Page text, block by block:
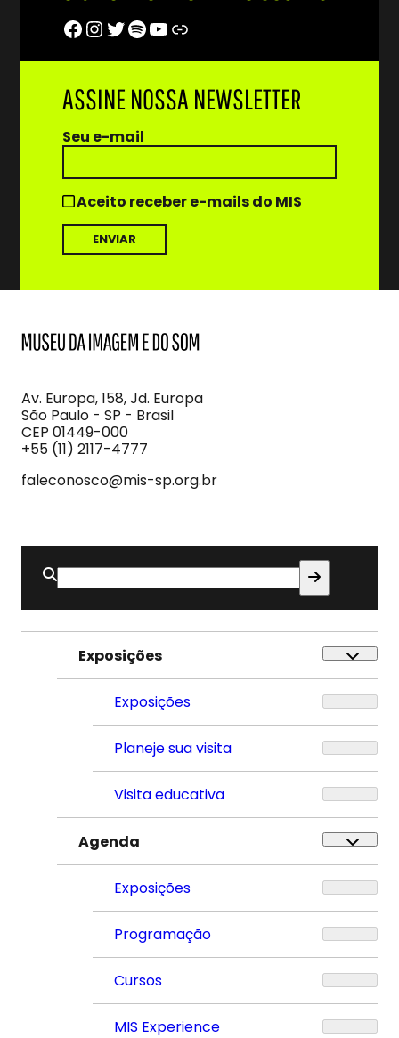
Facebook
Instagram
Twitter
Spotify
Youtube
Trip Advisor
ASSINE NOSSA NEWSLETTER
Seu e-mail
Aceito receber e-mails do MIS
Imagem
e
do
Som
Av. Europa, 158, Jd. Europa
São Paulo - SP - Brasil
CEP 01449-000
+55 (11) 2117-4777
faleconosco@mis-sp.org.br
Buscar
por:
Exposições
Exposições
Planeje sua visita
Visita educativa
Agenda
Exposições
Programação
Cursos
MIS Experience